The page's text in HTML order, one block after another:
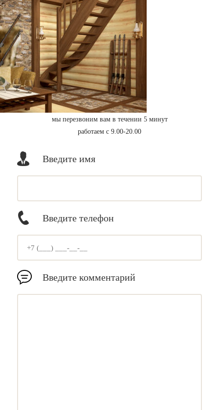
мы перезвоним вам в течении 5 минут
работаем с 9.00-20.00
Введите имя
Введите телефон
Введите комментарий